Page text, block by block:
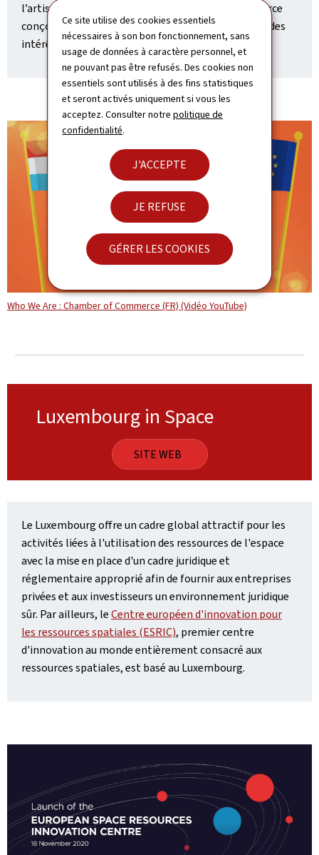
Ce site utilise des cookies essentiels
nécessaires à son bon fonctionnement, sans
usage de données à caractère personnel, et
ne pouvant pas être refusés. Des cookies non
essentiels sont utilisés à des fins statistiques
et seront activés uniquement si vous les
acceptez. Consulter notrepolitique de
confidentialité.
J'ACCEPTE
JE REFUSE
GÉRER LES COOKIES
l’artisanat et l’agriculture – la Chambre de Commerce
conçoit sa raison d’être et son rôle dans la défense des
intérêts des entreprises et de l'économie.
Who We Are : Chamber of Commerce (FR) (Vidéo YouTube)
Luxembourg in Space
SITE WEB
Le Luxembourg offre un cadre global attractif pour les
activités liées à l'utilisation des ressources de l'espace
avec la mise en place d'un cadre juridique et
réglementaire approprié afin de fournir aux entreprises
privées et aux investisseurs un environnement juridique
sûr. Par ailleurs, leCentre européen d'innovation pour
les ressources spatiales (ESRIC), premier centre
d'innovation au monde entièrement consacré aux
ressources spatiales, est basé au Luxembourg.